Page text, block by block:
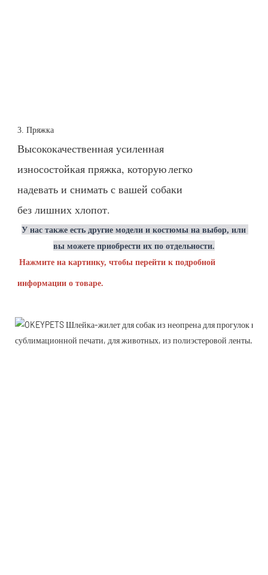
3. Пряжка
Высококачественная усиленная
износостойкая пряжка, которуюлегко
надевать и снимать с вашей собаки
без лишних хлопот.
У нас также есть другие модели и костюмы на выбор, или
вы можете приобрести их по отдельности.
Нажмите на картинку, чтобы перейти к подробной
информации о товаре.